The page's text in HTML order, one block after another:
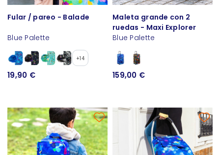
Fular / pareo - Balade
Blue Palette
+14
19,90 €
Maleta grande con 2
ruedas - Maxi Explorer
Blue Palette
159,00 €